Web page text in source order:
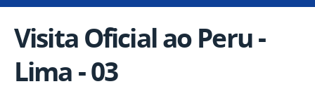
Visita Oficial ao Peru -
Lima - 03